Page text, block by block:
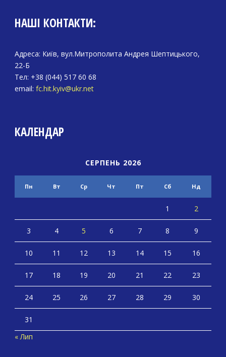
НАШІ КОНТАКТИ:
Адреса: Київ, вул.Митрополита Андрея Шептицького,
22-Б
Тел: +38 (044) 517 60 68
email: fc.hit.kyiv@ukr.net
КАЛЕНДАР
СЕРПЕНЬ 2026
Пн Вт Ср Чт Пт Сб Нд
1 2
3 4 5 6 7 8 9
10 11 12 13 14 15 16
17 18 19 20 21 22 23
24 25 26 27 28 29 30
31
« Лип